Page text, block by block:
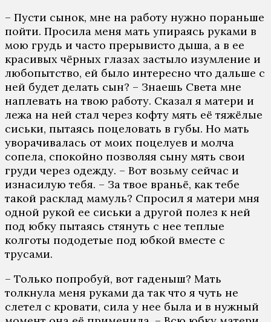
– Пусти сынок, мне на работу нужно пораньше
пойти. Просила меня мать упираясь руками в
мою грудь и часто прерывисто дыша, а в ее
красивых чёрных глазах застыло изумление и
любопытство, ей было интересно что дальше с
ней будет делать сын? – Знаешь Света мне
наплевать на твою работу. Сказал я матери и
лежа на ней стал через кофту мять её тяжёлые
сиськи, пытаясь поцеловать в губы. Но мать
уворачивалась от моих поцелуев и молча
сопела, спокойно позволяя сыну мять свои
груди через одежду. – Вот возьму сейчас и
изнасилую тебя. – За твое враньё, как тебе
такой расклад мамуль? Спросил я матери мня
одной рукой ее сиськи а другой полез к ней
под юбку пытаясь стянуть с нее теплые
колготы пододетые под юбкой вместе с
трусами.
– Только попробуй, вот гаденыш? Мать
толкнула меня руками да так что я чуть не
слетел с кровати, сила у нее была и в нужный